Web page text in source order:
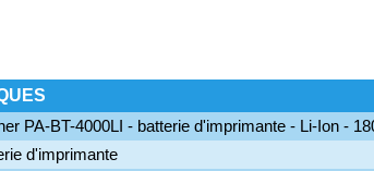
PA-BT-4000LI - batterie d'imprimante - Li-Ion -
d'imprimante